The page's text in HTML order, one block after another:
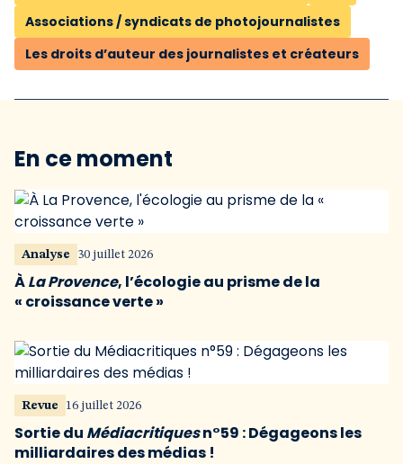
Associations / syndicats de photojournalistes
Les droits d’auteur des journalistes et créateurs
En ce moment
Analyse 30 juillet 2026
ÀLa Provence, l’écologie au prisme de la
« croissance verte »
Revue 16 juillet 2026
Sortie du Médiacritiquesn°59 : Dégageons les
milliardaires des médias !